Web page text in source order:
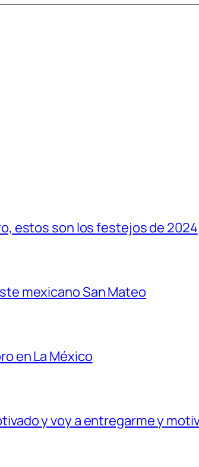
estos son los festejos de 2024
mexicano San Mateo
en La México
y voy a entregarme y